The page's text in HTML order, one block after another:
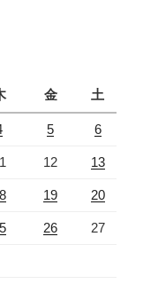
金 土
5 6
12 13
19 20
26 27